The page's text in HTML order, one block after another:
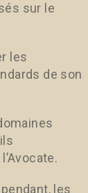
sur le
les
de son
les